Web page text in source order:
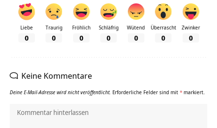
Liebe
0
Traurig
0
Fröhlich
0
Schläfrig
0
Wütend
0
Überrascht
0
Zwinker
0
Keine Kommentare
Deine E-Mail-Adresse wird nicht veröffentlicht. Erforderliche Felder sind mit * markiert.